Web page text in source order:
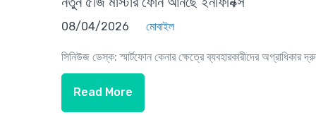
08/04/2026 মোবাইল
সিনিউজ ডেস্ক: স্মার্টফোন কেনার ক্ষেত্রে ব্যবহারকারীদের অগ্রাধিকার
Read More